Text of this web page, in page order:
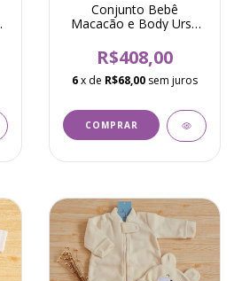
Conjunto Bebê
Macacão e Body Urso
R$408,00
6x de R$68,00 sem juros
COMPRAR